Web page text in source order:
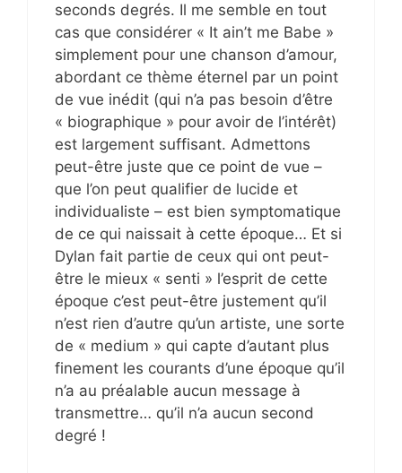
seconds degrés. Il me semble en tout
cas que considérer « It ain’t me Babe »
simplement pour une chanson d’amour,
abordant ce thème éternel par un point
de vue inédit (qui n’a pas besoin d’être
« biographique » pour avoir de l’intérêt)
est largement suffisant. Admettons
peut-être juste que ce point de vue –
que l’on peut qualifier de lucide et
individualiste – est bien symptomatique
de ce qui naissait à cette époque… Et si
Dylan fait partie de ceux qui ont peut-
être le mieux « senti » l’esprit de cette
époque c’est peut-être justement qu’il
n’est rien d’autre qu’un artiste, une sorte
de « medium » qui capte d’autant plus
finement les courants d’une époque qu’il
n’a au préalable aucun message à
transmettre… qu’il n’a aucun second
degré !